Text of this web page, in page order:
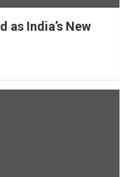
as India’s New